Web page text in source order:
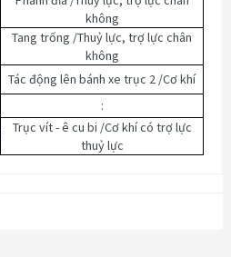
không
Tang trống /Thuỷ lực, trợ lực chân
không
Tác động lên bánh xe trục 2 /Cơ khí
:
Trục vít - ê cu bi /Cơ khí có trợ lực
thuỷ lực